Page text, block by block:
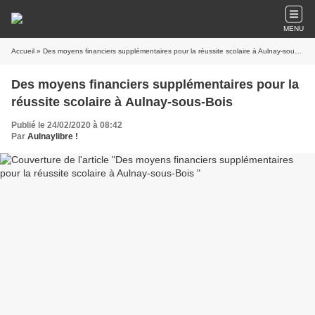
MENU
Accueil » Des moyens financiers supplémentaires pour la réussite scolaire à Aulnay-sous-Bois
Des moyens financiers supplémentaires pour la
réussite scolaire à Aulnay-sous-Bois
Publié le 24/02/2020 à 08:42
Par Aulnaylibre !